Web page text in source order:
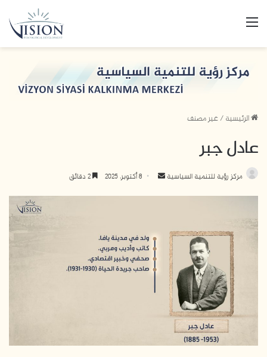
القائمة
الرئيسية/غير مصنف
عادل جبر
مركز رؤية للتنمية السياسية
أرسل 8 أكتوبر، 2025